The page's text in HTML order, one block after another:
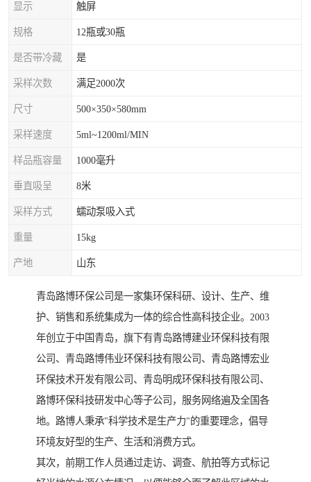
显示 触屏
规格 12瓶或30瓶
是否带冷藏 是
采样次数 满足2000次
尺寸 500×350×580mm
采样速度 5ml~1200ml/MIN
样品瓶容量 1000毫升
垂直吸呈 8米
采样方式 蠕动泵吸入式
重量 15kg
产地 山东
青岛路博环保公司是一家集环保科研、设计、生产、维
护、销售和系统集成为一体的综合性高科技企业。2003
年创立于中国青岛，旗下有青岛路博建业环保科技有限
公司、青岛路博伟业环保科技有限公司、青岛路博宏业
环保技术开发有限公司、青岛明成环保科技有限公司、
路博环保科技研发中心等子公司，服务网络遍及全国各
地。路博人秉承"科学技术是生产力"的重要理念，倡导
环境友好型的生产、生活和消费方式。
其次，前期工作人员通过走访、调查、航拍等方式标记